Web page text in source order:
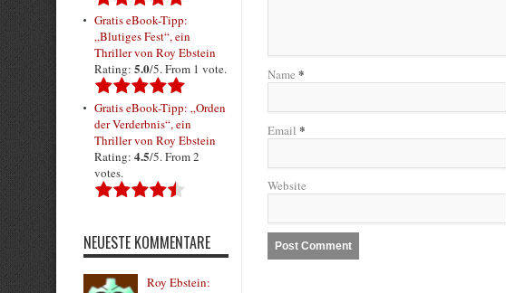
Name *
Email *
Website
Gratis eBook-Tipp:
„Blutiges Fest“, ein
Thriller von Roy Ebstein
Rating: 5.0/5. From 1 vote.
Gratis eBook-Tipp: „Orden
der Verderbnis“, ein
Thriller von Roy Ebstein
Rating: 4.5/5. From 2
votes.
NEUESTE KOMMENTARE
Roy Ebstein: